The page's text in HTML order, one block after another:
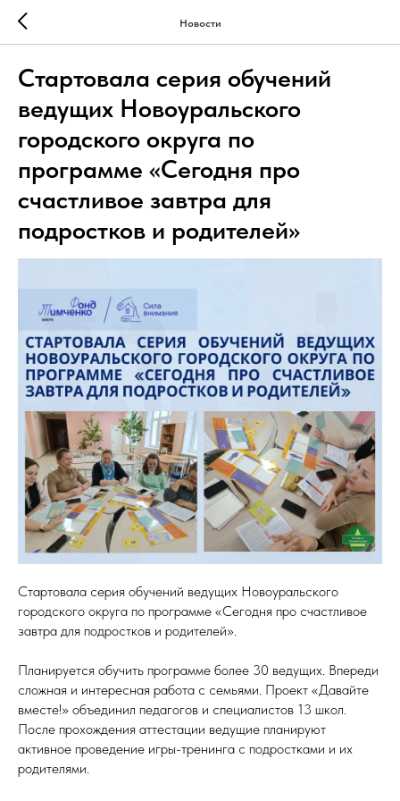
Новости
Стартовала серия обучений
ведущих Новоуральского
городского округа по
программе «Сегодня про
счастливое завтра для
подростков и родителей»
Стартовала серия обучений ведущих Новоуральского
городского округа по программе «Сегодня про счастливое
завтра для подростков и родителей».
Планируется обучить программе более 30 ведущих. Впереди
сложная и интересная работа с семьями. Проект «Давайте
вместе!» объединил педагогов и специалистов 13 школ.
После прохождения аттестации ведущие планируют
активное проведение игры-тренинга с подростками и их
родителями.